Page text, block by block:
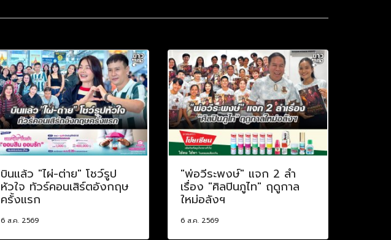
บินแล้ว "ไผ่-ต่าย" โชว์รูป
หัวใจ ทัวร์คอนเสิร์ตอังกฤษ
ครั้งแรก
6 ส.ค. 2569
"พ่อวีระพงษ์" แจก 2 ลำ
เรื่อง "ศิลปินภูไท" ฤดูกาล
ใหม่อลังฯ
6 ส.ค. 2569